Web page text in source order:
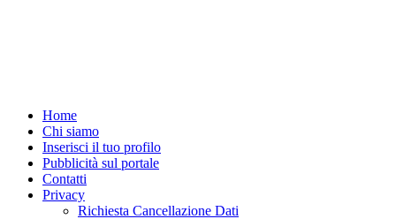
Home
Chi siamo
Inserisci il tuo profilo
Pubblicità sul portale
Contatti
Privacy
Richiesta Cancellazione Dati